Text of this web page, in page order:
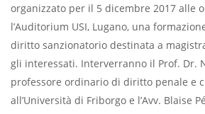
organizzato per il 5 dicembre 2017 alle
l’Auditorium USI, Lugano, una
diritto sanzionatorio destinata a
gli interessati. Interverranno il Prof. Dr.
professore ordinario di diritto penale e
all’Università di Friborgo e l’Avv. Blaise